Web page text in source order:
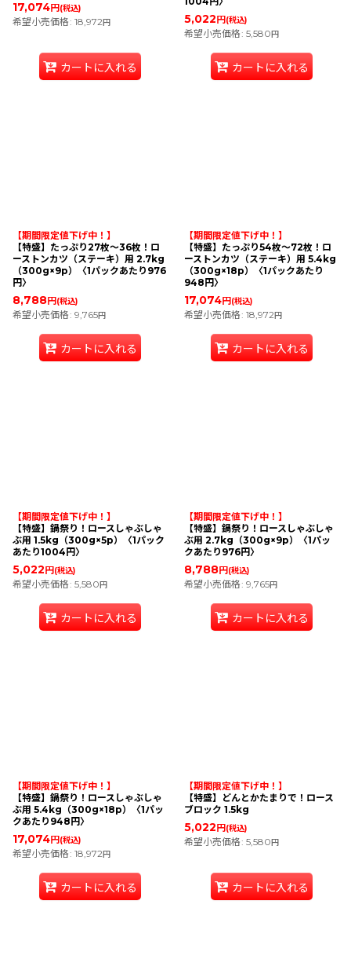
17,074円 (税込)
希望小売価格: 18,972円
カートに入れる
5,022 円 (税込)
希望小売価格: 5,580円
カートに入れる
【期間限定値下げ中！】
【特盛】たっぷり27枚〜36枚！ロ
ーストンカツ（ステーキ）用 2.7kg
（300g×9p）〈1パックあたり976
円〉
8,788円 (税込)
希望小売価格: 9,765円
カートに入れる
【期間限定値下げ中！】
【特盛】たっぷり54枚〜72枚！ロ
ーストンカツ（ステーキ）用 5.4kg
（300g×18p）〈1パックあたり
948円〉
17,074円 (税込)
希望小売価格: 18,972円
カートに入れる
【期間限定値下げ中！】
【特盛】鍋祭り！ロースしゃぶしゃ
ぶ用 1.5kg（300g×5p）〈1パック
あたり1004円〉
5,022 円 (税込)
希望小売価格: 5,580円
カートに入れる
【期間限定値下げ中！】
【特盛】鍋祭り！ロースしゃぶしゃ
ぶ用 2.7kg（300g×9p）〈1パッ
クあたり976円〉
8,788円 (税込)
希望小売価格: 9,765円
カートに入れる
【期間限定値下げ中！】
【特盛】鍋祭り！ロースしゃぶしゃ
ぶ用 5.4kg（300g×18p）〈1パッ
クあたり948円〉
17,074円 (税込)
希望小売価格: 18,972円
カートに入れる
【期間限定値下げ中！】
【特盛】どんとかたまりで！ロース
ブロック 1.5kg
5,022 円 (税込)
希望小売価格: 5,580円
カートに入れる